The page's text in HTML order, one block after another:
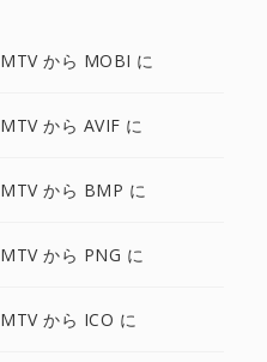
MTV から MOBI に
MTV から AVIF に
MTV から BMP に
MTV から PNG に
MTV から ICO に